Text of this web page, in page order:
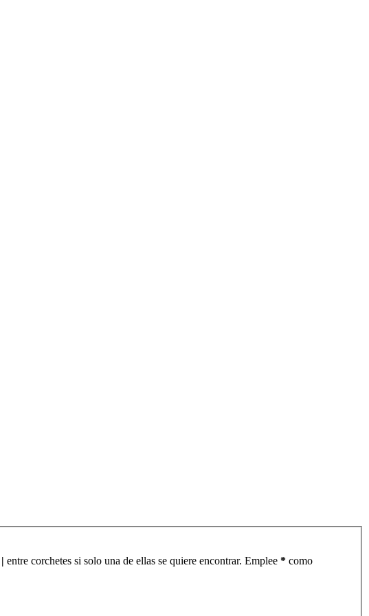
| entre corchetes si solo una de ellas se quiere encontrar. Emplee * como